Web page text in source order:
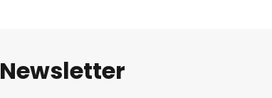
Newsletter